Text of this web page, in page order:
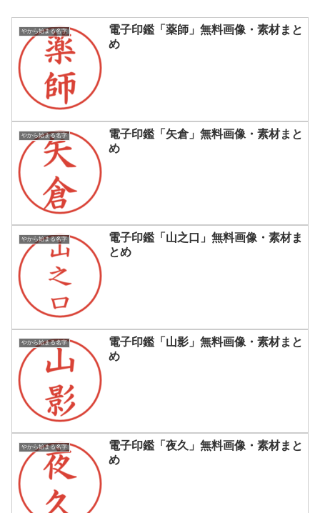
やから始まる名字
電子印鑑「薬師」無料画像・素材まと
め
やから始まる名字
電子印鑑「矢倉」無料画像・素材まと
め
やから始まる名字
電子印鑑「山之口」無料画像・素材ま
とめ
やから始まる名字
電子印鑑「山影」無料画像・素材まと
め
やから始まる名字
電子印鑑「夜久」無料画像・素材まと
め